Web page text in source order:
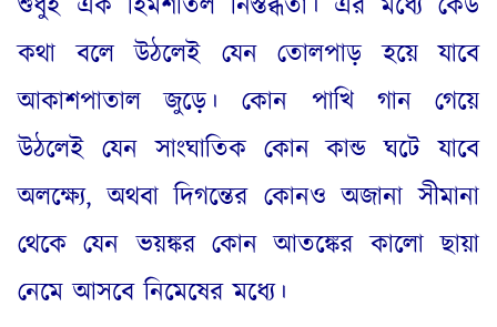
কথা বলে উঠলেই যেন তোলপাড় হয়ে যাবে
আকাশপাতাল জুড়ে। কোন পাখি গান গেয়ে
উঠলেই যেন সাংঘাতিক কোন কান্ড ঘটে যাবে
অলক্ষ্যে,অথবা দিগন্তের কোনও অজানা সীমানা
থেকে যেন ভয়ঙ্কর কোন আতঙ্কের কালো ছায়া
নেমে আসবে নিমেষের মধ্যে।